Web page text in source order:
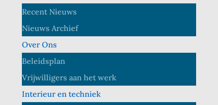
Recent Nieuws
Nieuws Archief
Over Ons
Beleidsplan
Vrijwilligers aan het werk
Interieur en techniek